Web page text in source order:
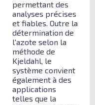
permettant des
analyses précises
et fiables. Outre la
détermination de
l'azote selon la
méthode de
Kjeldahl, le
système convient
également à des
applications
telles que la